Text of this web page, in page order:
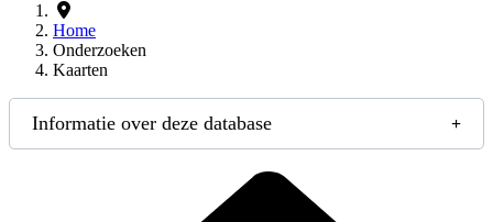
Home
Onderzoeken
Kaarten
Informatie over deze database